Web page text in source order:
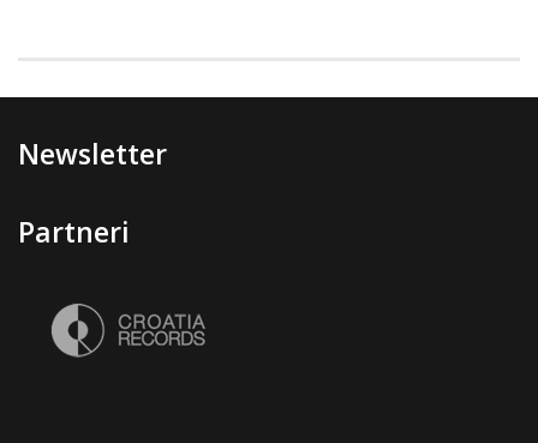
Newsletter
Partneri